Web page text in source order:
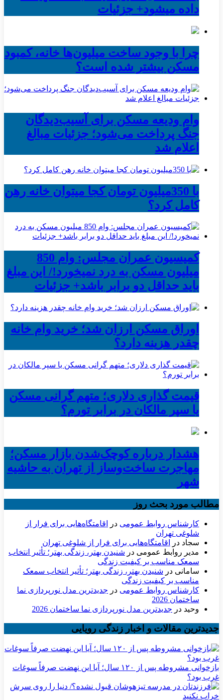
داده میشود+ جزئیات
چرا با وجود ساخت میلیون‌ها خانه، کمبود
مسکن بیشتر شده است؟
وام ودیعه مسکن برای آسیب‌دیدگان
جنگ پرداخت می‌شود؛ جزئیات مبالغ
اعلام شد
با 350میلیون تومان کجا میتوان خانه رهن
کامل کرد؟
کمیسیون عمران مجلس: وام 850
میلیون مسکن به درد نمیخورد!/ این مبلغ
باید حداقل دو برابر باشد+ جزئیات
اوراق مسکن ارزان شد؛ خرید وام خانه
چقدر هزینه دارد؟
قیمت گذاری دلاری؛ متهم گرانی مسکن
یا سپر مالکان در برابر تورم؟
هشدار درباره کوچک‌شدن بازار مسکن؛
مهاجرت ساخت‌وساز از تهران به حاشیه‌
شهر
مطالب مورد بحث روز
کارشناس روابط عمومی در
اقامتگاه‌هایی برای فرار از
شلوغی تهران
سجاد در
اقامتگاه‌هایی برای فرار از شلوغی تهران
مدیر روابط عمومی در شنیدن بهتر، زندگی بهتر؛ تأثیر انتخاب
سمعک مناسب بر کیفیت زندگی
سامانی در شنیدن بهتر، زندگی بهتر؛ تأثیر انتخاب سمعک
مناسب بر کیفیت زندگی
کارشناس روابط عمومی در جدیدترین مدل نورپردازی نما
ساختمان 2026
وحید در جدیدترین مدل نورپردازی نما ساختمان 2026
جدیدترین مقالات و اخبار زندگی رویایی
بازخوانی مشروطه پس از ۱۲۰ سال؛ آیا این نهضت صرفاً سوغات
غرب بود؟